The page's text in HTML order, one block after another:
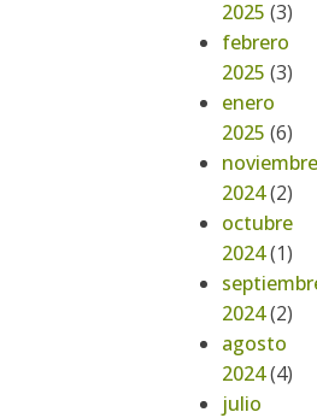
2025 (3)
febrero
2025 (3)
enero
2025 (6)
noviembre
2024(2)
octubre
2024(1)
2024(2)
agosto
2024(4)
julio